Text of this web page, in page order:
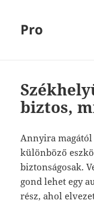
Pro
biztos,
Annyira magától
különböző
biztonságosak.
gond lehet egy
rész, ahol